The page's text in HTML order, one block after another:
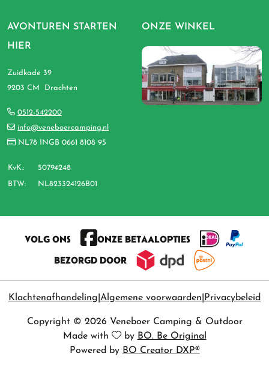
AVONTUREN STARTEN
HIER
Zuidkade 39
9203 CM Drachten
0512-542200
info@veneboercamping.nl
NL78 INGB 0661 8108 95
KvK.: 50794248
BTW: NL823324126B01
ONZE WINKEL
VOLG ONS
ONZE BETAALOPTIES
BEZORGD DOOR
Klachtenafhandeling Algemene voorwaarden Privacybeleid
Copyright © 2026 Veneboer Camping & Outdoor
Made with
by BO. Be Original
Powered by BO Creator DXP®